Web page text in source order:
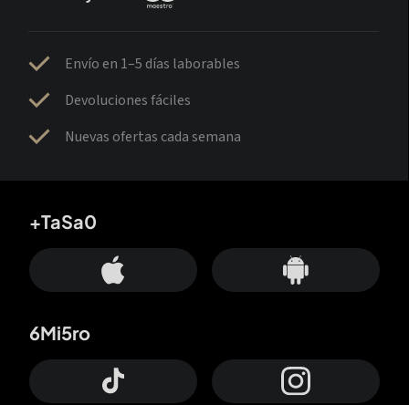
Envío en 1–5 días laborables
Devoluciones fáciles
Nuevas ofertas cada semana
+TaSa0
6Mi5ro